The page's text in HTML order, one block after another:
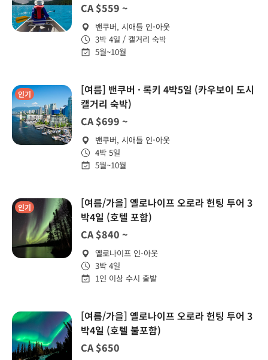
CA $559 ~
밴쿠버, 시애틀 인-아웃
3박 4일 / 캘거리 숙박
5월~10월
인기
[여름] 밴쿠버 · 록키 4박5일 (카우보이 도시
캘거리 숙박)
CA $699 ~
밴쿠버, 시애틀 인-아웃
4박 5일
5월~10월
인기
[여름/가을] 옐로나이프 오로라 헌팅 투어 3
박4일 (호텔 포함)
CA $840 ~
옐로나이프 인-아웃
3박 4일
1인 이상 수시 출발
[여름/가을] 옐로나이프 오로라 헌팅 투어 3
박4일 (호텔 불포함)
CA $650